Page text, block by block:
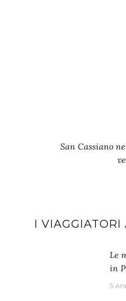
San Cassiano
I VIAGGIATORI
Le
in
5